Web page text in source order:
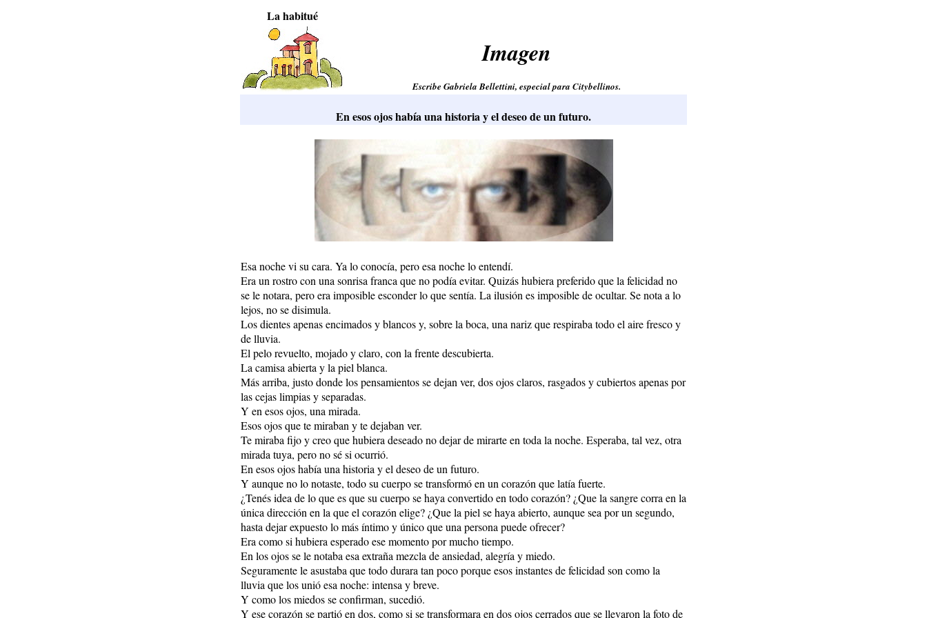
La habitué
Imagen
Escribe Gabriela Bellettini, especial para Citybellinos.
En esos ojos había una historia y el deseo de un futuro.
Esa noche vi su cara. Ya lo conocía, pero esa noche lo entendí.
Era un rostro con una sonrisa franca que no podía evitar. Quizás hubiera preferido que la felicidad no
se le notara, pero era imposible esconder lo que sentía. La ilusión es imposible de ocultar. Se nota a lo
lejos, no se disimula.
Los dientes apenas encimados y blancos y, sobre la boca, una nariz que respiraba todo el aire fresco y
de lluvia.
El pelo revuelto, mojado y claro, con la frente descubierta.
La camisa abierta y la piel blanca.
Más arriba, justo donde los pensamientos se dejan ver, dos ojos claros, rasgados y cubiertos apenas por
las cejas limpias y separadas.
Y en esos ojos, una mirada.
Esos ojos que te miraban y te dejaban ver.
Te miraba fijo y creo que hubiera deseado no dejar de mirarte en toda la noche. Esperaba, tal vez, otra
mirada tuya, pero no sé si ocurrió.
En esos ojos había una historia y el deseo de un futuro.
Y aunque no lo notaste, todo su cuerpo se transformó en un corazón que latía fuerte.
¿Tenés idea de lo que es que su cuerpo se haya convertido en todo corazón? ¿Que la sangre corra en la
única dirección en la que el corazón elige? ¿Que la piel se haya abierto, aunque sea por un segundo,
hasta dejar expuesto lo más íntimo y único que una persona puede ofrecer?
Era como si hubiera esperado ese momento por mucho tiempo.
En los ojos se le notaba esa extraña mezcla de ansiedad, alegría y miedo.
Seguramente le asustaba que todo durara tan poco porque esos instantes de felicidad son como la
lluvia que los unió esa noche: intensa y breve.
Y como los miedos se confirman, sucedió.
Y ese corazón se partió en dos, como si se transformara en dos ojos cerrados que se llevaron la foto de